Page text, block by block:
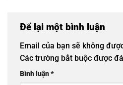
Để lại một bình luận
Email của bạn sẽ không
Các trường bắt buộc được
Bình luận*